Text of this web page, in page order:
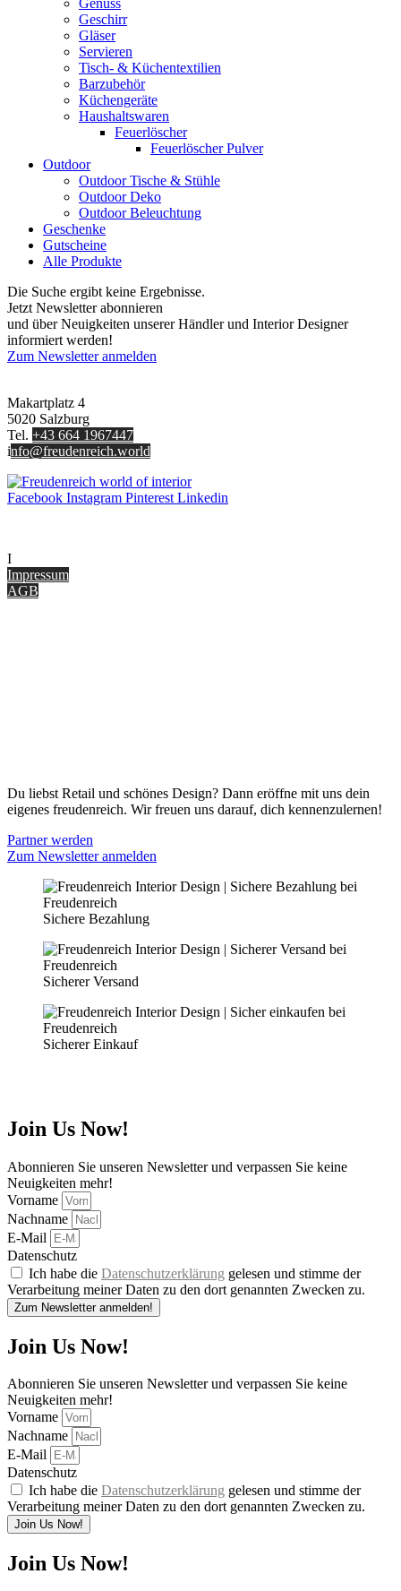
Geschirr
Gläser
Servieren
Tisch- & Küchentextilien
Barzubehör
Küchengeräte
Haushaltswaren
Feuerlöscher
Feuerlöscher Pulver
Outdoor
Outdoor Tische & Stühle
Outdoor Deko
Outdoor Beleuchtung
Geschenke
Gutscheine
Alle Produkte
Die Suche ergibt keine Ergebnisse.
Jetzt Newsletter abonnieren
und über Neuigkeiten unserer Händler und Interior Designer
informiert werden!
Zum Newsletter anmelden
Makartplatz 4
5020 Salzburg
Tel. +43 664 1967447
info@freudenreich.world
Facebook Instagram Pinterest Linkedin
I
Impressum
AGB
Du liebst Retail und schönes Design? Dann eröffne mit uns dein
eigenes freudenreich. Wir freuen uns darauf, dich kennenzulernen!
Partner werden
Zum Newsletter anmelden
Sichere Bezahlung
Sicherer Versand
Sicherer Einkauf
Join Us Now!
Abonnieren Sie unseren Newsletter und verpassen Sie keine
Neuigkeiten mehr!
Vorname
Nachname
E-Mail
Datenschutz
Ich habe die Datenschutzerklärung gelesen und stimme der
Verarbeitung meiner Daten zu den dort genannten Zwecken zu.
Zum Newsletter anmelden!
Join Us Now!
Abonnieren Sie unseren Newsletter und verpassen Sie keine
Neuigkeiten mehr!
Vorname
Nachname
E-Mail
Datenschutz
Ich habe die Datenschutzerklärung gelesen und stimme der
Verarbeitung meiner Daten zu den dort genannten Zwecken zu.
Join Us Now!
Join Us Now!